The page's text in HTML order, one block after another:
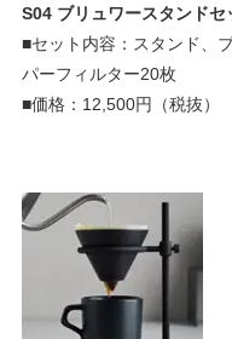
S04 ブリュワースタンドセ
■セット内容：スタンド、
パーフィルター20枚
■価格： 12,500円（税抜）